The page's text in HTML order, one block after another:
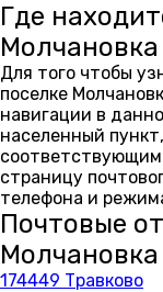
Где
Молчановка
Для того чтобы
поселке
навигации в
населенный
страницу
телефона и
Почтовые
Молчановка
174449 Травково